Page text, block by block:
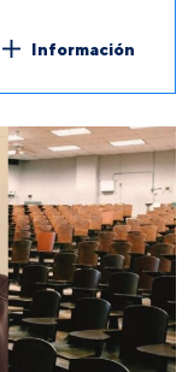
Información